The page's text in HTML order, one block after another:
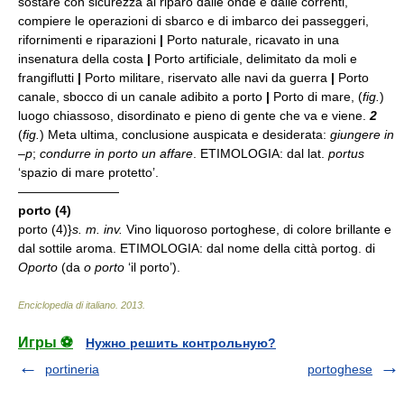
compiere le operazioni di sbarco e di imbarco dei passeggeri,
rifornimenti e riparazioni | Porto naturale, ricavato in una
insenatura della costa | Porto artificiale, delimitato da moli e
frangiflutti | Porto militare, riservato alle navi da guerra | Porto
canale, sbocco di un canale adibito a porto | Porto di mare, (fig. )
luogo chiassoso, disordinato e pieno di gente che va e viene. 2
(fig. ) Meta ultima, conclusione auspicata e desiderata: giungere in
–p; condurre in porto un affare . ETIMOLOGIA: dal lat. portus
‘spazio di mare protetto’.
————————
porto (4)
porto (4)}s. m. inv. Vino liquoroso portoghese, di colore brillante e
dal sottile aroma. ETIMOLOGIA: dal nome della città portog. di
Oporto (da o porto ‘il porto’).
Enciclopedia di italiano 2013
Игры ⚽
Нужно решить контрольную?
portineria
portoghese